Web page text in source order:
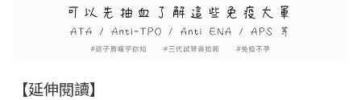
【延伸閱讀】